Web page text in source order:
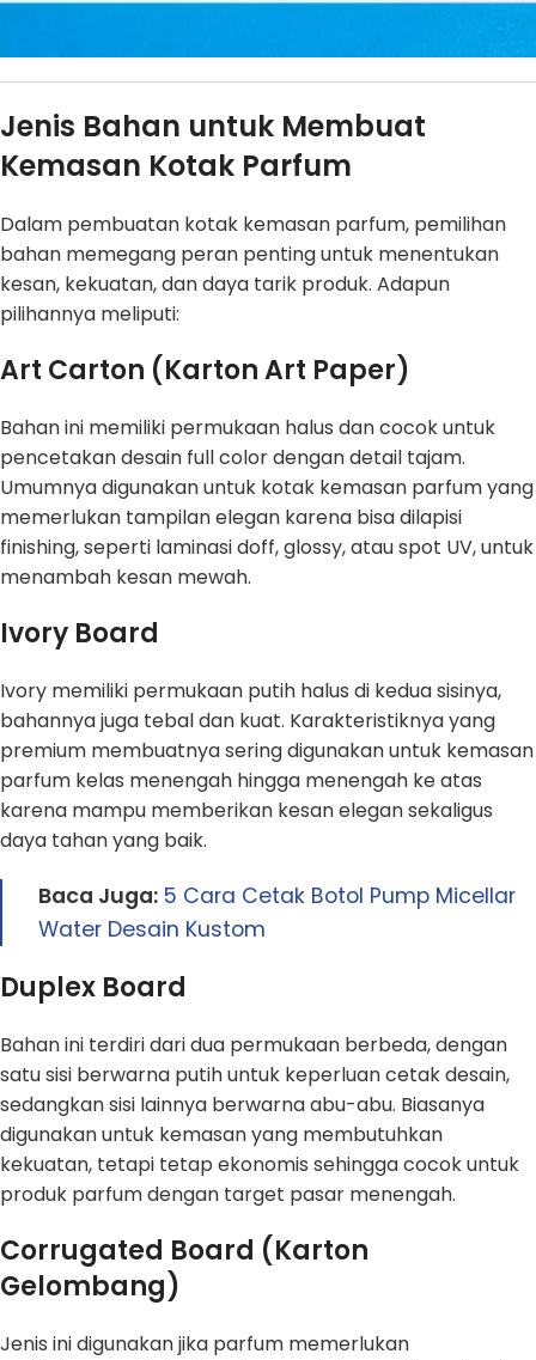
Jenis Bahan untuk Membuat
Kemasan Kotak Parfum
Dalam pembuatan kotak kemasan parfum, pemilihan
bahan memegang peran penting untuk menentukan
kesan, kekuatan, dan daya tarik produk. Adapun
pilihannya meliputi:
Art Carton (Karton Art Paper)
Bahan ini memiliki permukaan halus dan cocok untuk
pencetakan desain full color dengan detail tajam.
Umumnya digunakan untuk kotak kemasan parfum yang
memerlukan tampilan elegan karena bisa dilapisi
finishing, seperti laminasi doff, glossy, atau spot UV, untuk
menambah kesan mewah.
Ivory Board
Ivory memiliki permukaan putih halus di kedua sisinya,
bahannya juga tebal dan kuat. Karakteristiknya yang
premium membuatnya sering digunakan untuk kemasan
parfum kelas menengah hingga menengah ke atas
karena mampu memberikan kesan elegan sekaligus
daya tahan yang baik.
Baca Juga: 5 Cara Cetak Botol Pump Micellar
Water Desain Kustom
Duplex Board
Bahan ini terdiri dari dua permukaan berbeda, dengan
satu sisi berwarna putih untuk keperluan cetak desain,
sedangkan sisi lainnya berwarna abu-abu. Biasanya
digunakan untuk kemasan yang membutuhkan
kekuatan, tetapi tetap ekonomis sehingga cocok untuk
produk parfum dengan target pasar menengah.
Corrugated Board (Karton
Gelombang)
Jenis ini digunakan jika parfum memerlukan